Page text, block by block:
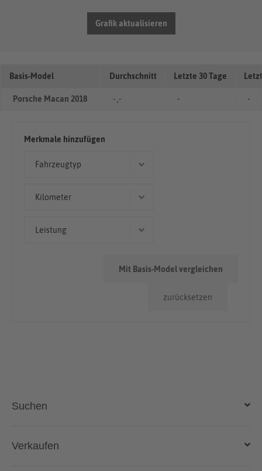
Grafik aktualisieren
Basis-Model Durchschnitt Letzte 30 Tage
Porsche Macan 2018 - ,- - -
Merkmale hinzufügen
Fahrzeugtyp
Kilometer
50.000km - 100.000km
Leistung
zurücksetzen
Mit Basis-Model vergleichen
Suchen
Auto kaufen
Verkaufen